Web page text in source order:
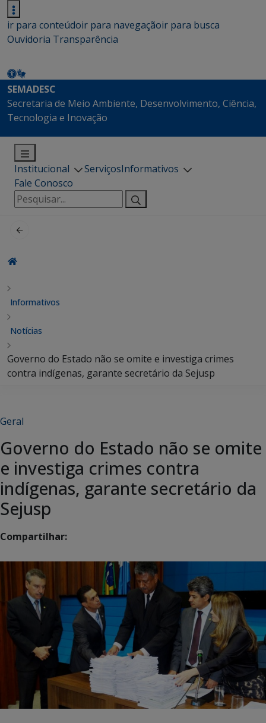
ir para conteúdoir para navegaçãoir para busca
Ouvidoria Transparência
SEMADESC
Secretaria de Meio Ambiente, Desenvolvimento, Ciência,
Tecnologia e Inovação
Institucional ServiçosInformativos
Fale Conosco
Pesquisar
por:
Informativos
Notícias
Governo do Estado não se omite e investiga crimes
contra indígenas, garante secretário da Sejusp
Geral
Governo do Estado não se omite
e investiga crimes contra
indígenas, garante secretário da
Sejusp
Compartilhar: